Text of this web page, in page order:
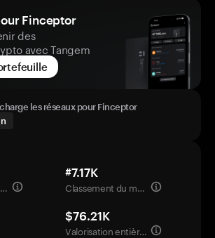
Finceptor
des
avec Tangem
les réseaux pour Finceptor
Capitalisation boursière
#7.17K
Classement du marché
$76.21K
Valorisation entièrement diluée